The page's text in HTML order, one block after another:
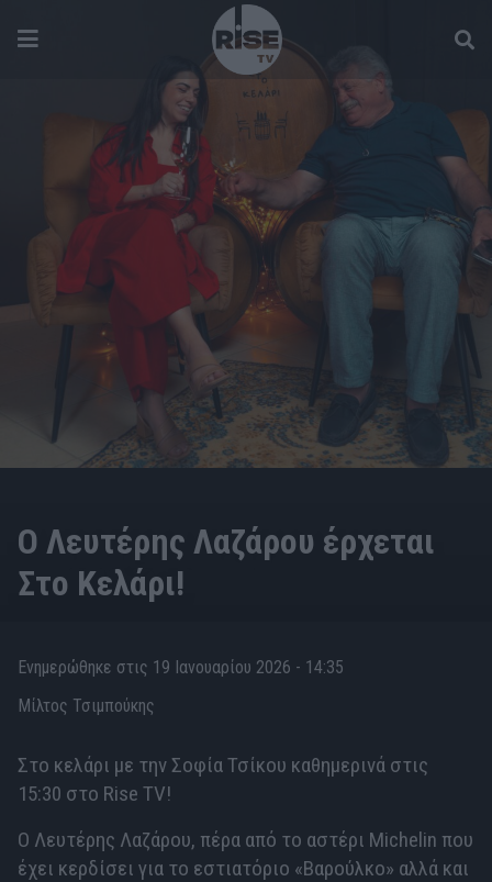
O Λευτέρης Λαζάρου έρχεται
Στο Κελάρι!
ON SIGHT
Ενημερώθηκε στις 19 Ιανουαρίου 2026 - 14:35
Μίλτος Τσιμπούκης
Στο κελάρι με την Σοφία Τσίκου καθημερινά στις
15:30 στο Rise TV!
Ο Λευτέρης Λαζάρου, πέρα από το αστέρι Michelin που
έχει κερδίσει για το εστιατόριο «Βαρούλκο» αλλά και